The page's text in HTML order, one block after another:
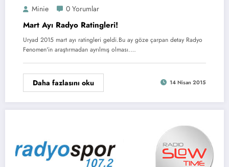
Minie 0 Yorumlar
Mart Ayı Radyo Ratingleri!
Uryad 2015 mart ayı ratingleri geldi.Bu ay göze çarpan detay Radyo
Fenomen'in araştırmadan ayrılmış olması.…
Daha fazlasını oku 14 Nisan 2015